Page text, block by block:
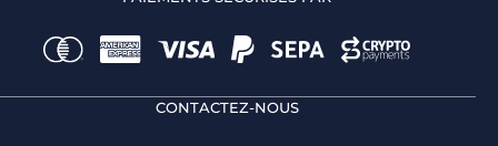
CONTACTEZ-NOUS